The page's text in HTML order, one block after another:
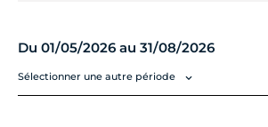
Du 01/05/2026 au 31/08/2026
Sélectionner une autre période